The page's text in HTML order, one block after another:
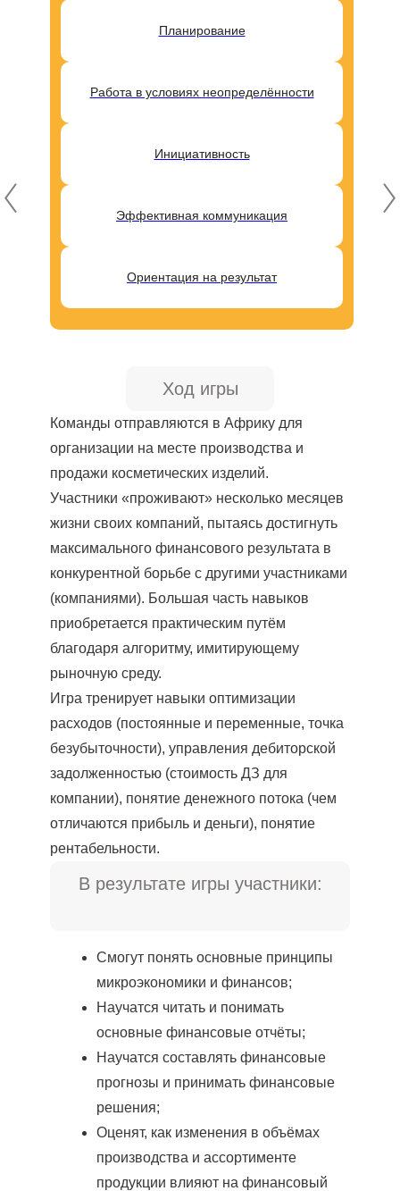
Планирование
Работа в условиях неопределённости
Инициативность
Эффективная коммуникация
Ориентация на результат
Ход игры
Команды отправляются в Африку для
организации на месте производства и
продажи косметических изделий.
Участники «проживают» несколько месяцев
жизни своих компаний, пытаясь достигнуть
максимального финансового результата в
конкурентной борьбе с другими участниками
(компаниями). Большая часть навыков
приобретается практическим путём
благодаря алгоритму, имитирующему
рыночную среду.
Игра тренирует навыки оптимизации
расходов (постоянные и переменные, точка
безубыточности), управления дебиторской
задолженностью (стоимость ДЗ для
компании), понятие денежного потока (чем
отличаются прибыль и деньги), понятие
рентабельности.
В результате игры участники:
Смогут понять основные принципы
микроэкономики и финансов;
Научатся читать и понимать
основные финансовые отчёты;
Научатся составлять финансовые
прогнозы и принимать финансовые
решения;
Оценят, как изменения в объёмах
производства и ассортименте
продукции влияют на финансовый